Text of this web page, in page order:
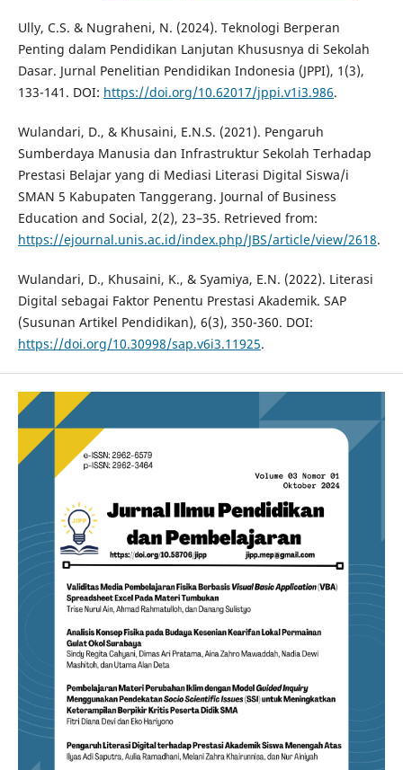
Ully, C.S. & Nugraheni, N. (2024). Teknologi Berperan
Penting dalam Pendidikan Lanjutan Khususnya di Sekolah
Dasar. Jurnal Penelitian Pendidikan Indonesia (JPPI), 1(3),
133-141. DOI: https://doi.org/10.62017/jppi.v1i3.986.
Wulandari, D., & Khusaini, E.N.S. (2021). Pengaruh
Sumberdaya Manusia dan Infrastruktur Sekolah Terhadap
Prestasi Belajar yang di Mediasi Literasi Digital Siswa/i
SMAN 5 Kabupaten Tanggerang. Journal of Business
Education and Social, 2(2), 23–35. Retrieved from:
https://ejournal.unis.ac.id/index.php/JBS/article/view/2618.
Wulandari, D., Khusaini, K., & Syamiya, E.N. (2022). Literasi
Digital sebagai Faktor Penentu Prestasi Akademik. SAP
(Susunan Artikel Pendidikan), 6(3), 350-360. DOI:
https://doi.org/10.30998/sap.v6i3.11925.